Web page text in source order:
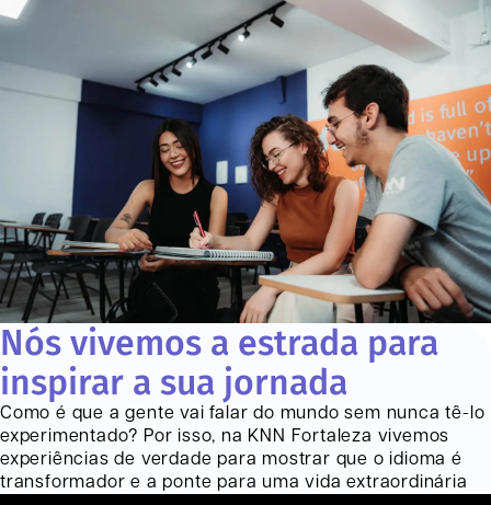
Nós vivemos a estrada para
inspirar a sua jornada
Como é que a gente vai falar do mundo sem nunca tê-lo
experimentado? Por isso, na KNN Fortaleza vivemos
experiências de verdade para mostrar que o idioma é
transformador e a ponte para uma vida extraordinária